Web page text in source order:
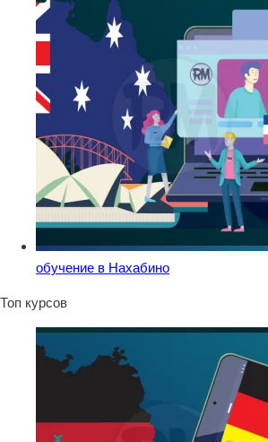
обучение в Нахабино
Топ курсов